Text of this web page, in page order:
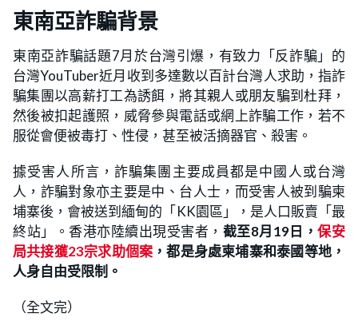
東南亞詐騙背景
東南亞詐騙話題7月於台灣引爆，有致力「反詐騙」的
台灣YouTuber近月收到多達數以百計台灣人求助，指詐
騙集團以高薪打工為誘餌，將其親人或朋友騙到杜拜，
然後被扣起護照，威脅參與電話或網上詐騙工作，若不
服從會便被毒打、性侵，甚至被活摘器官、殺害。
據受害人所言，詐騙集團主要成員都是中國人或台灣
人，詐騙對象亦主要是中、台人士，而受害人被到騙柬
埔寨後，會被送到緬甸的「KK園區」，是人口販賣「最
終站」。香港亦陸續出現受害者， 截至8月19日，保安
局共接獲23宗求助個案 ，都是身處柬埔寨和泰國等地，
人身自由受限制。
（全文完）